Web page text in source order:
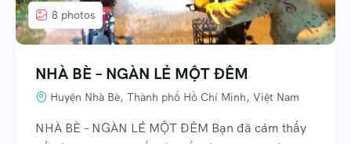
8 photos
NHÀ BÈ – NGÀN LẺ MỘT ĐÊM
Huyện Nhà Bè, Thành phố Hồ Chí Minh, Việt Nam
NHÀ BÈ – NGÀN LẺ MỘT ĐÊM Bạn đã cảm thấy